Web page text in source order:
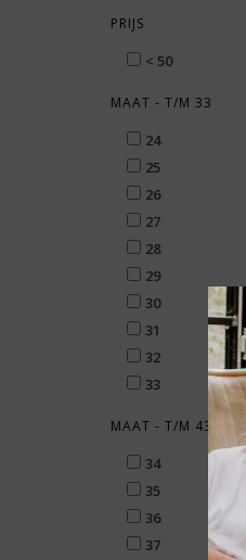
PRIJS
< 50
MAAT - T/M 33
24
25
26
27
28
29
30
31
32
33
MAAT - T/M 43
34
35
36
37